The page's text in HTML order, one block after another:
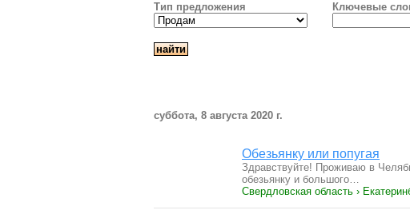
Тип предложения Ключевые
суббота, 8 августа 2020 г.
Обезьянку или попугая
Здравствуйте! Проживаю в
обезьянку и большого…
Свердловская область ›